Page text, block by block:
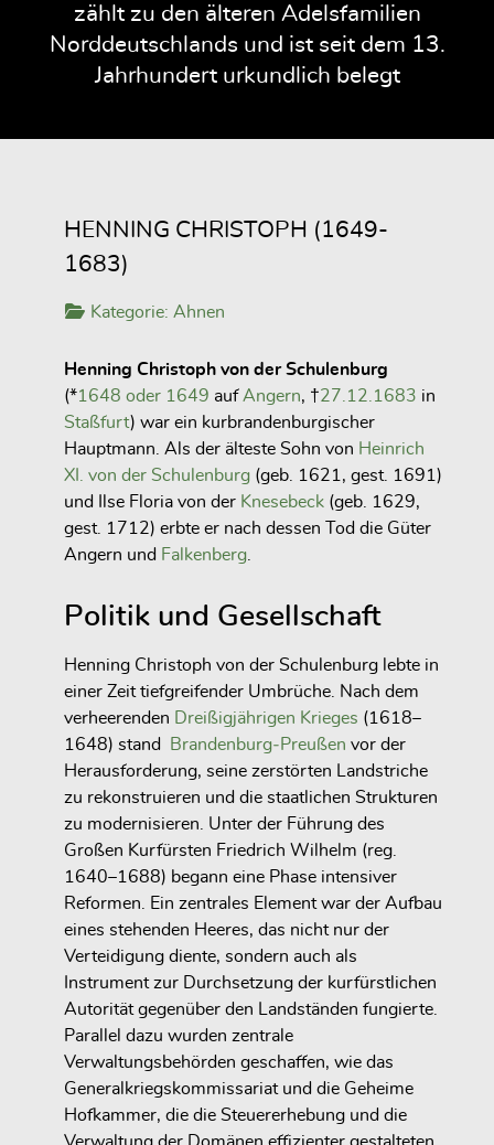
zählt zu den älteren Adelsfamilien
Norddeutschlands und ist seit dem 13.
Jahrhundert urkundlich belegt
HENNING CHRISTOPH (1649-
1683)
Kategorie: Ahnen
Henning Christoph von der Schulenburg
(*1648 oder 1649 aufAngern, †27.12.1683 in
Staßfurt) war ein kurbrandenburgischer
Hauptmann. Als der älteste Sohn von Heinrich
XI. von der Schulenburg (geb. 1621, gest. 1691)
und
Ilse Floria von der Knesebeck (geb. 1629,
gest. 1712) erbte er nach dessen Tod die Güter
Angern und Falkenberg
Politik und Gesellschaft
Henning Christoph von der Schulenburg lebte in
einer Zeit tiefgreifender Umbrüche. Nach dem
verheerenden
Dreißigjährigen Krieges (1618–
1648) stand
Brandenburg‑Preußen vor der
Herausforderung, seine zerstörten Landstriche
zu rekonstruieren und die staatlichen Strukturen
zu modernisieren. Unter der Führung des
Großen Kurfürsten Friedrich Wilhelm (reg.
1640–1688) begann eine Phase intensiver
Reformen. Ein zentrales Element war der Aufbau
eines stehenden Heeres, das nicht nur der
Verteidigung diente, sondern auch als
Instrument zur Durchsetzung der kurfürstlichen
Autorität gegenüber den Landständen fungierte.
Parallel dazu wurden zentrale
Verwaltungsbehörden geschaffen, wie das
Generalkriegskommissariat und die Geheime
Hofkammer, die die Steuererhebung und die
Verwaltung der Domänen effizienter gestalteten.